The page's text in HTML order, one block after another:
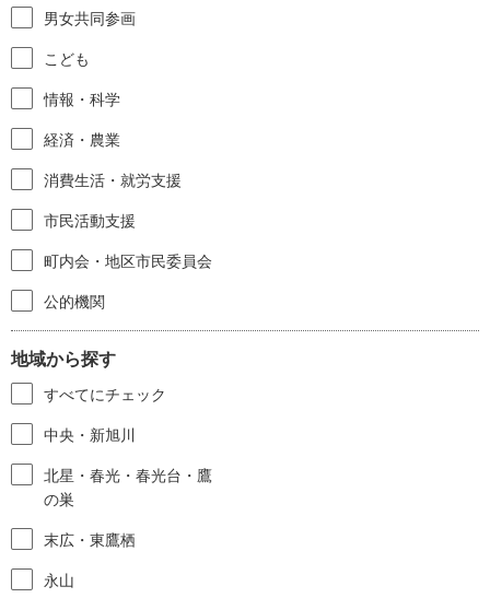
男女共同参画
こども
情報・科学
経済・農業
消費生活・就労支援
市民活動支援
町内会・地区市民委員会
公的機関
地域から探す
すべてにチェック
中央・新旭川
北星・春光・春光台・鷹
の巣
末広・東鷹栖
永山